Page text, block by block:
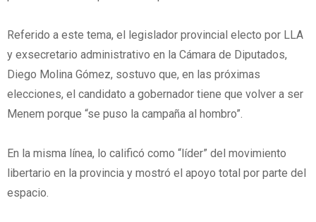
Referido a este tema, el legislador provincial electo por LLA
y exsecretario administrativo en la Cámara de Diputados,
Diego Molina Gómez, sostuvo que, en las próximas
elecciones, el candidato a gobernador tiene que volver a ser
Menem porque “se puso la campaña al hombro”.
En la misma línea, lo calificó como “líder” del movimiento
libertario en la provincia y mostró el apoyo total por parte del
espacio.